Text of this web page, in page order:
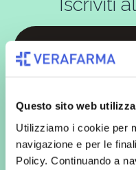
Questo sito web
Utilizziamo i cookie per
navigazione e per le
Policy. Continuando a
In qualità di interessato,
commerciali da parte di
con inviti e comunicazioni
es. posta cartacea)